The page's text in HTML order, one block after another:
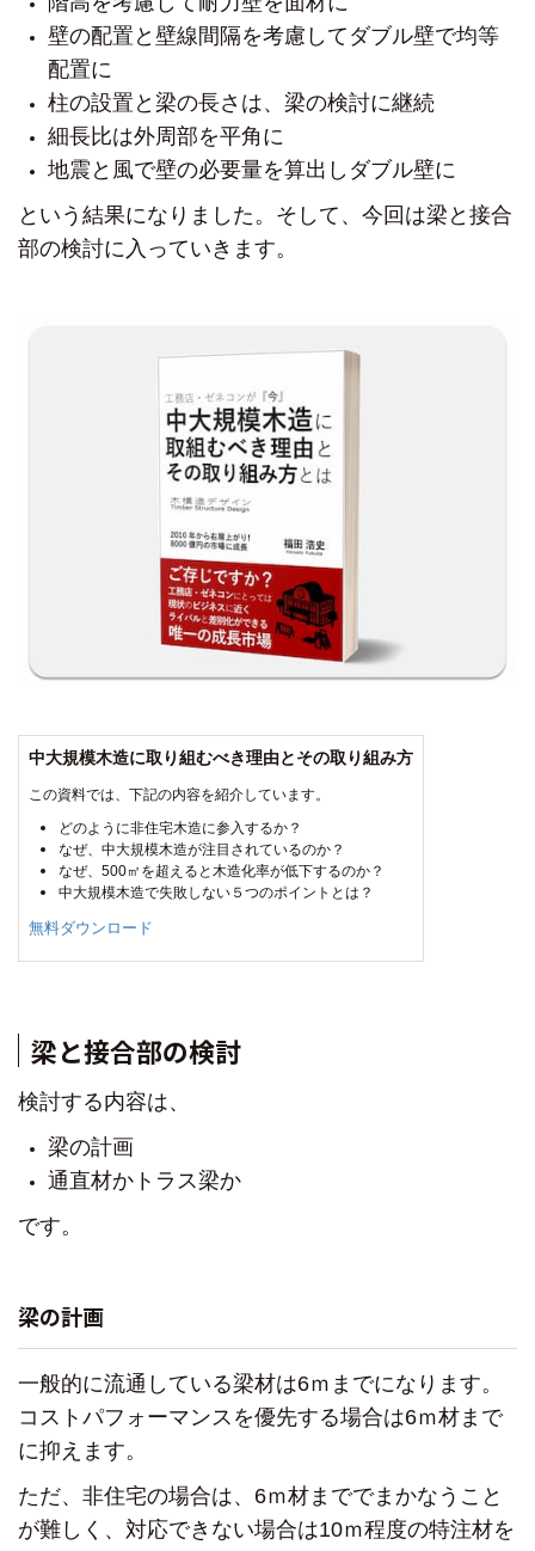
壁の配置と壁線間隔を考慮してダブル壁で均等
配置に
柱の設置と梁の長さは、梁の検討に継続
細長比は外周部を平角に
地震と風で壁の必要量を算出しダブル壁に
という結果になりました。 そして、今回は梁と接合
部の検討に入っていきます。
中大規模木造に取り組むべき理由とその取り組み方
この資料では、下記の内容を紹介しています。
どのように非住宅木造に参入するか？
なぜ、中大規模木造が注目されているのか？
なぜ、500㎡を超えると木造化率が低下するのか？
中大規模木造で失敗しない５つのポイントとは？
無料ダウンロード
梁と接合部の検討
検討する内容は、
梁の計画
通直材かトラス梁か
です。
梁の計画
一般的に流通している梁材は6ｍまでになります。
コストパフォーマンスを優先する場合は6ｍ材まで
に抑えます。
ただ、非住宅の場合は、6ｍ材まででまかなうこと
が難しく、 対応できない場合は10ｍ程度の特注材を